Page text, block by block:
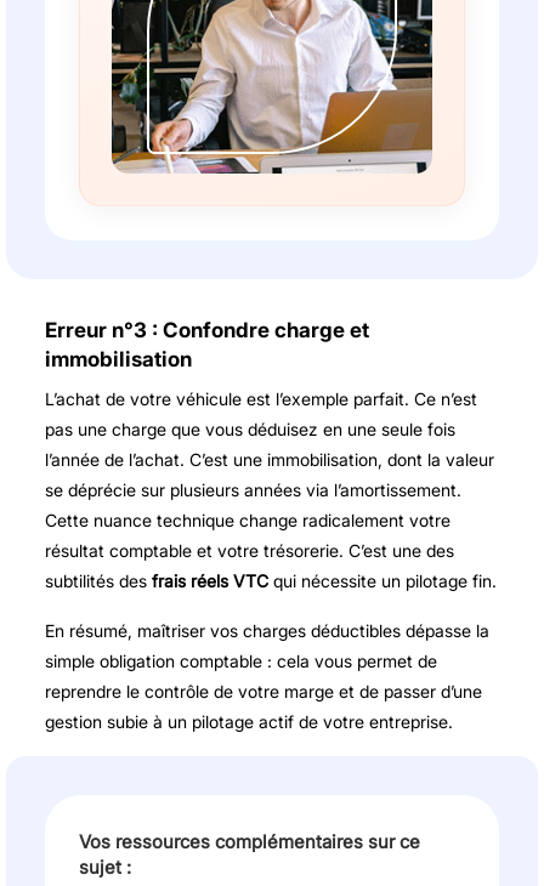
Erreur n°3 : Confondre charge et
immobilisation
L’achat de votre véhicule est l’exemple parfait. Ce n’est
pas une charge que vous déduisez en une seule fois
l’année de l’achat. C’est une immobilisation, dont la valeur
se déprécie sur plusieurs années via l’amortissement.
Cette nuance technique change radicalement votre
résultat comptable et votre trésorerie. C’est une des
subtilités des frais réels VTCqui nécessite un pilotage fin.
En résumé, maîtriser vos charges déductibles dépasse la
simple obligation comptable : cela vous permet de
reprendre le contrôle de votre marge et de passer d’une
gestion subie à un pilotage actif de votre entreprise.
Vos ressources complémentaires sur ce
sujet :